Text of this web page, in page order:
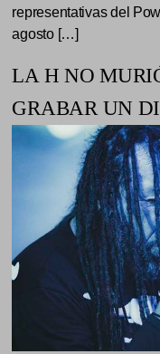
representativas del
agosto […]
LA H NO
GRABAR UN